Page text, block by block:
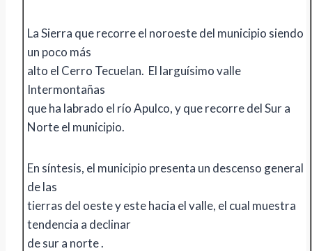
La Sierra que recorre el noroeste del municipio siendo
un poco más
alto el Cerro Tecuelan. El larguísimo valle
Intermontañas
que ha labrado el río Apulco, y que recorre del Sur a
Norte el municipio.
En síntesis, el municipio presenta un descenso general
de las
tierras del oeste y este hacia el valle, el cual muestra
tendencia a declinar
de sur a norte .